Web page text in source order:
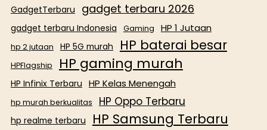
GadgetTerbaru gadget terbaru 2026
gadget terbaru Indonesia Gaming HP 1 Jutaan
hp 2 jutaan HP 5G murah HP baterai besar
HPFlagship HP gaming murah
HP Infinix Terbaru HP Kelas Menengah
hp murah berkualitas HP Oppo Terbaru
hp realme terbaru HP Samsung Terbaru